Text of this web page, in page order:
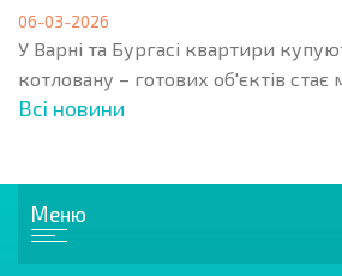
06-03-2026
У Варні та Бургасі квартири
котловану – готових об'єктів стає
Всі новини
Меню